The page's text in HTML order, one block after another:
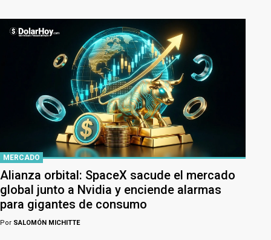
MERCADO
Alianza orbital: SpaceX sacude el mercado
global junto a Nvidia y enciende alarmas
para gigantes de consumo
Por SALOMÓN MICHITTE